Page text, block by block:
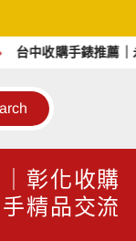
中收購手錶推薦｜永
彰化收購
精品交流